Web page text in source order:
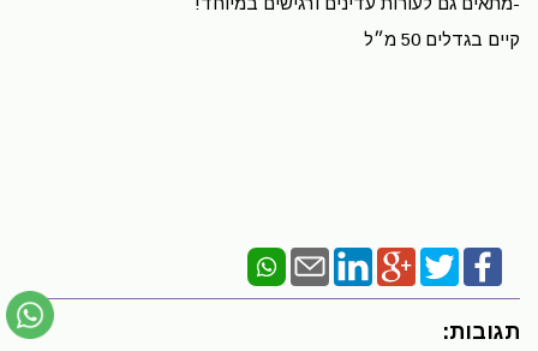
קיים בגדלים 50 מ״ל
תגובות: